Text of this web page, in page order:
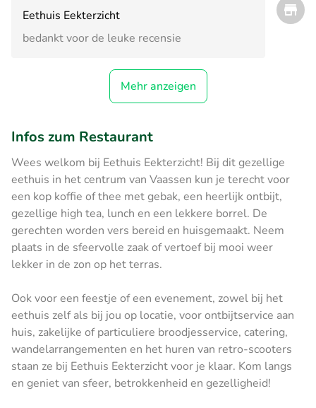
Eethuis Eekterzicht
bedankt voor de leuke recensie
Mehr anzeigen
Infos zum Restaurant
Wees welkom bij Eethuis Eekterzicht! Bij dit gezellige
eethuis in het centrum van Vaassen kun je terecht voor
een kop koffie of thee met gebak, een heerlijk ontbijt,
gezellige high tea, lunch en een lekkere borrel. De
gerechten worden vers bereid en huisgemaakt. Neem
plaats in de sfeervolle zaak of vertoef bij mooi weer
lekker in de zon op het terras.
Ook voor een feestje of een evenement, zowel bij het
eethuis zelf als bij jou op locatie, voor ontbijtservice aan
huis, zakelijke of particuliere broodjesservice, catering,
wandelarrangementen en het huren van retro-scooters
staan ze bij Eethuis Eekterzicht voor je klaar. Kom langs
en geniet van sfeer, betrokkenheid en gezelligheid!